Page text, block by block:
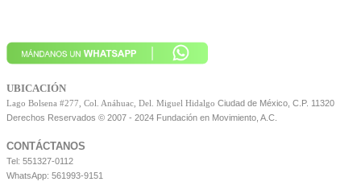
UBICACIÓN
Lago Bolsena #277, Col. Anáhuac, Del. Miguel Hidalgo Ciudad de México, C.P. 11320
Derechos Reservados © 2007 - 2024 Fundación en Movimiento, A.C.
CONTÁCTANOS
Tel: 551327-0112
WhatsApp: 561993-9151